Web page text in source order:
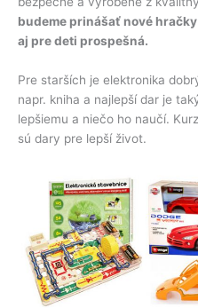
budeme prinášať nové
aj pre deti prospešná.
Pre starších je elektronika
napr. kniha a najlepší dar je
lepšiemu a niečo ho naučí.
sú dary pre lepší život.